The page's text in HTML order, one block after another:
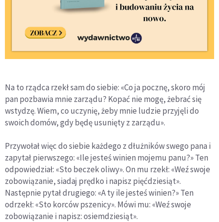
Na to rządca rzekł sam do siebie: «Co ja pocznę, skoro mój
pan pozbawia mnie zarządu? Kopać nie mogę, żebrać się
wstydzę. Wiem, co uczynię, żeby mnie ludzie przyjęli do
swoich domów, gdy będę usunięty z zarządu».
Przywołał więc do siebie każdego z dłużników swego pana i
zapytał pierwszego: «Ile jesteś winien mojemu panu?» Ten
odpowiedział: «Sto beczek oliwy». On mu rzekł: «Weź swoje
zobowiązanie, siadaj prędko i napisz pięćdziesiąt».
Następnie pytał drugiego: «A ty ile jesteś winien?» Ten
odrzekł: «Sto korców pszenicy». Mówi mu: «Weź swoje
zobowiązanie i napisz: osiemdziesiąt».